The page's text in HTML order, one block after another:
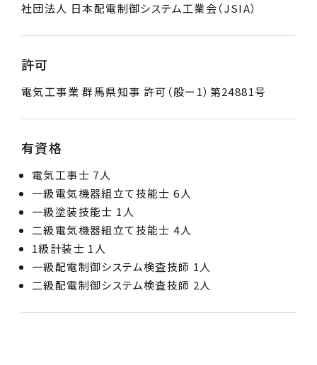
社団法人 日本配電制御システム工業会（JSIA）
許可
電気工事業 群馬県知事 許可（般ー1）第24881号
有資格
電気工事士 7人
一級電気機器組立て技能士 6人
一級塗装技能士 1人
二級電気機器組立て技能士 4人
1級計装士 1人
一級配電制御システム検査技師 1人
二級配電制御システム検査技師 2人